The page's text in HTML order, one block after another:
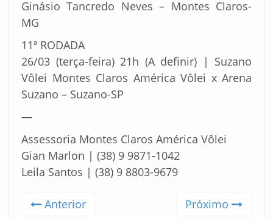
Ginásio Tancredo Neves – Montes Claros-
MG
11ª RODADA
26/03 (terça-feira) 21h (A definir) | Suzano
Vôlei Montes Claros América Vôlei x Arena
Suzano – Suzano-SP
—
Assessoria Montes Claros América Vôlei
Gian Marlon | (38) 9 9871-1042
Leila Santos | (38) 9 8803-9679
Anterior Próximo